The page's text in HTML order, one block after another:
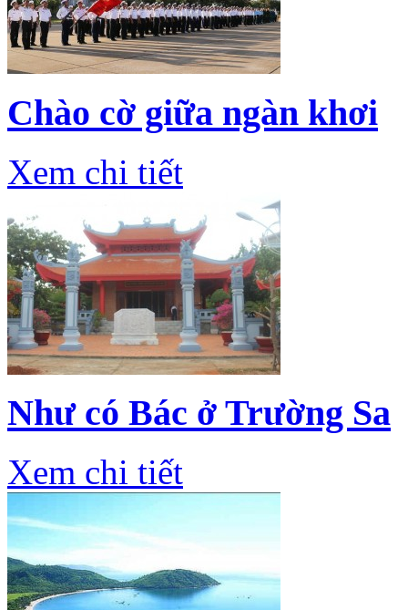
Chào cờ giữa ngàn khơi
Xem chi tiết
Như có Bác ở Trường Sa
Xem chi tiết